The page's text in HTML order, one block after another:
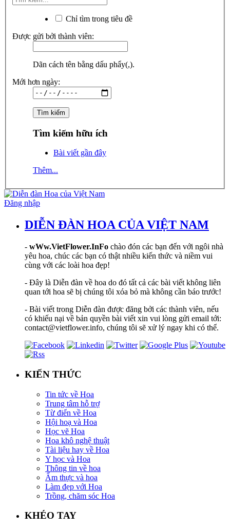
Chỉ tìm trong tiêu đề
Được gửi bởi thành viên:
Dãn cách tên bằng dấu phẩy(,).
Mới hơn ngày:
Tìm kiếm hữu ích
Bài viết gần đây
Thêm...
Đăng nhập
DIỄN ĐÀN HOA CỦA VIỆT NAM
- wWw.VietFlower.InFo chào đón các bạn đến với ngôi nhà
yêu hoa, chúc các bạn có thật nhiều kiến thức và niềm vui
cùng với các loài hoa đẹp!
- Đây là Diễn đàn về hoa do đó tất cả các bài viết không liên
quan tới hoa sẽ bị chúng tôi xóa bỏ mà không cần báo trước!
- Bài viết trong Diễn đàn được đăng bởi các thành viên, nếu
có khiếu nại về bản quyền bài viết xin vui lòng gửi email tới:
contact@vietflower.info, chúng tôi sẽ xử lý ngay khi có thể.
KIẾN THỨC
Tin tức về Hoa
Trung tâm hỗ trợ
Từ điển về Hoa
Hội hoạ và Hoa
Học vẽ Hoa
Hoa khô nghệ thuật
Tài liệu hay về Hoa
Y học và Hoa
Thông tin về hoa
Ẩm thực và hoa
Làm đẹp với Hoa
Trồng, chăm sóc Hoa
KHÉO TAY